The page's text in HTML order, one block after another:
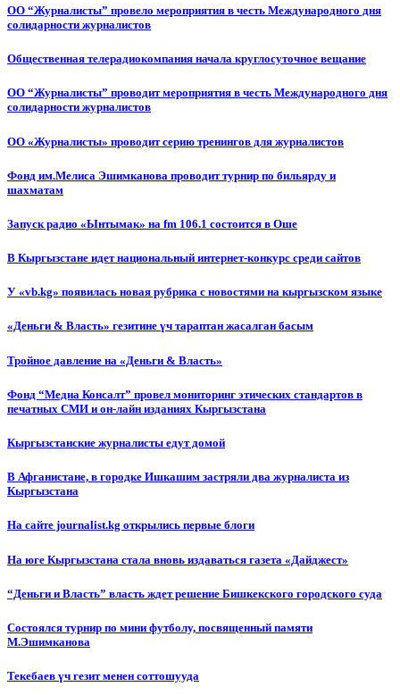
ОО “Журналисты” провело мероприятия в честь Международного дня
солидарности журналистов
Общественная телерадиокомпания начала круглосуточное вещание
ОО “Журналисты” проводит мероприятия в честь Международного дня
солидарности журналистов
ОО «Журналисты» проводит серию тренингов для журналистов
Фонд им.Мелиса Эшимканова проводит турнир по бильярду и
шахматам
Запуск радио «Ынтымак» на fm 106.1 состоится в Оше
В Кыргызстане идет национальный интернет-конкурс среди сайтов
У «vb.kg» появилась новая рубрика с новостями на кыргызском языке
«Деньги & Власть» гезитине үч тараптан жасалган басым
Тройное давление на «Деньги & Власть»
Фонд “Медиа Консалт” провел мониторинг этических стандартов в
печатных СМИ и он-лайн изданиях Кыргызстана
Кыргызстанские журналисты едут домой
В Афганистане, в городке Ишкашим застряли два журналиста из
Кыргызстана
На сайте journalist.kg открылись первые блоги
На юге Кыргызстана стала вновь издаваться газета «Дайджест»
“Деньги и Власть” власть ждет решение Бишкекского городского суда
Состоялся турнир по мини футболу, посвященный памяти
М.Эшимканова
Текебаев үч гезит менен соттошууда